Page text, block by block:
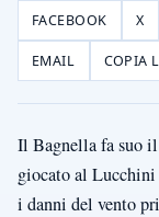
FACEBOOK X
EMAIL COPIA
Il Bagnella fa suo
giocato al
i danni del vento